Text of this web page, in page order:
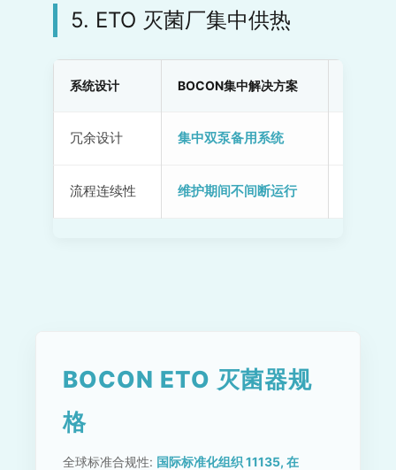
5. ETO 灭菌厂集中供热
系统设计 BOCON集中解决方案
冗余设计 集中双泵备用系统
流程连续性 维护期间不间断运行
BOCON ETO 灭菌器规
格
全球标准合规性: 国际标准化组织 11135, 在